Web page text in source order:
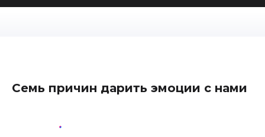
Семь причин дарить эмоции с нами